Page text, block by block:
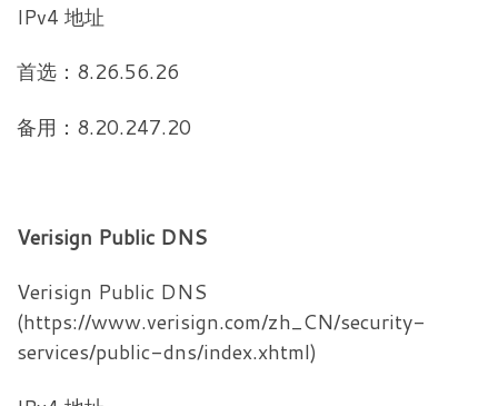
IPv4 地址
首选：8.26.56.26
备用：8.20.247.20
Verisign Public DNS
Verisign Public DNS
(https://www.verisign.com/zh_CN/security-
services/public-dns/index.xhtml)